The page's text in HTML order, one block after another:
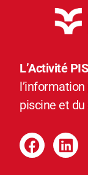
L’Activité
piscine et du